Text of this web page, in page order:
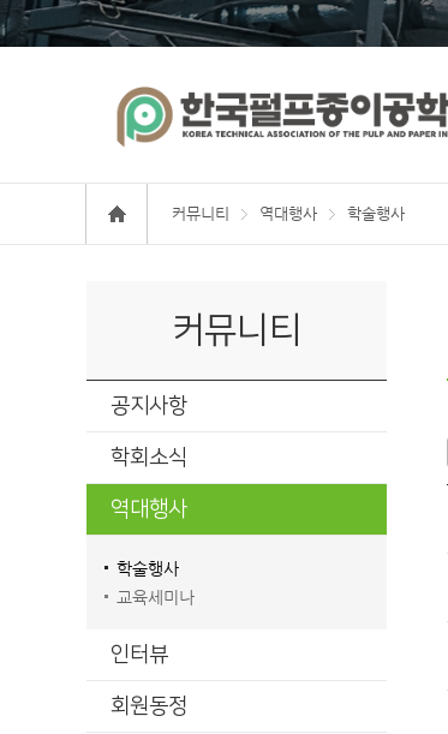
커뮤니티 역대행사 학술행사
커뮤니티
공지사항
학회소식
역대행사
학술행사
교육세미나
인터뷰
회원동정